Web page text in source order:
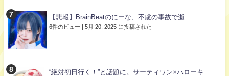
【悲報】BrainBeatのにーな、不慮の事故で逝...
6件のビュー | 5月 20, 2025 に投稿された
“絶対初日行く！”と話題に。サーティワン×ハローキ...